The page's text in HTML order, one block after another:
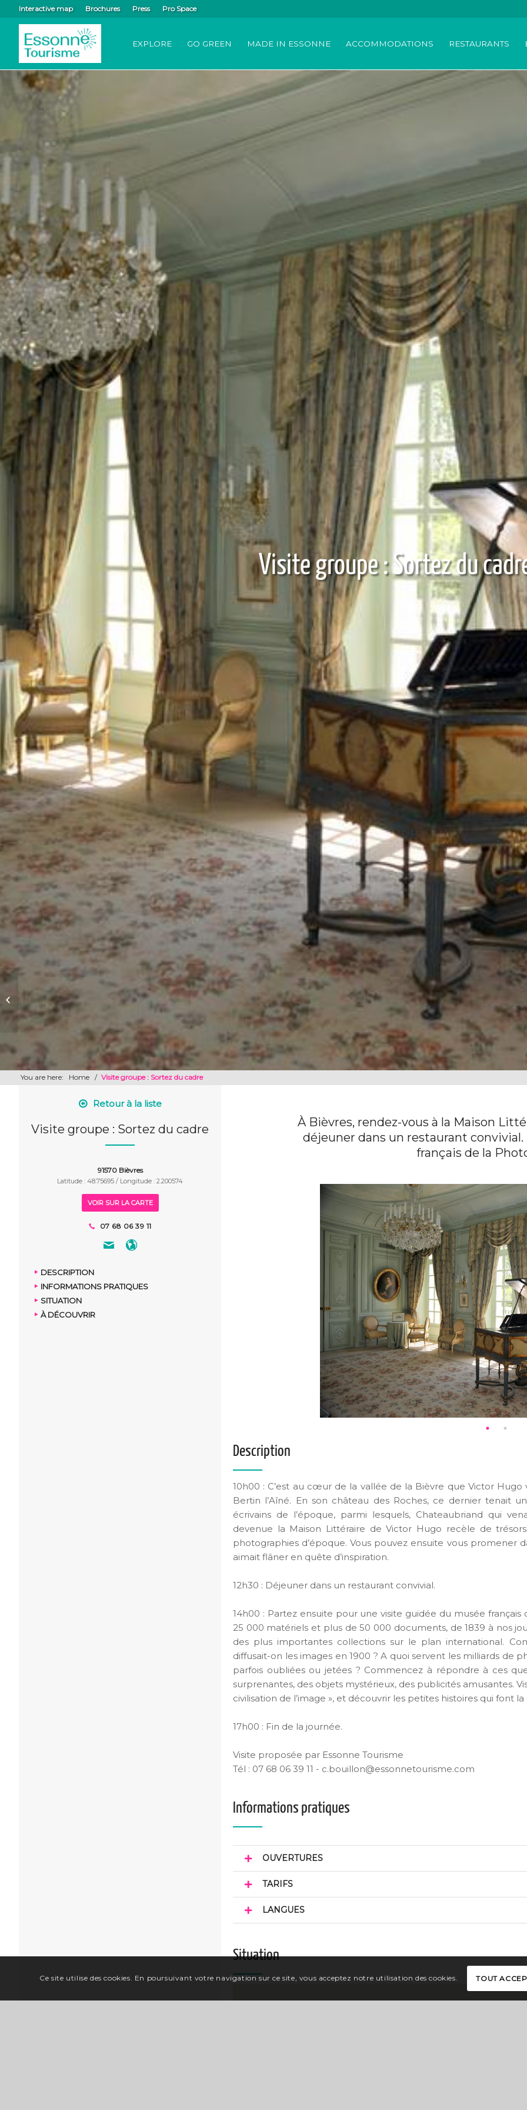
Interactive map Brochures Press Pro Space
EXPLORE GO GREEN MADE IN ESSONNE ACCOMMODATIONS RESTAURANTS
Visite groupe : Sortez du
You are here: Home / Visite groupe : Sortez du cadre
Retour à la liste
Visite groupe : Sortez du cadre
91570 Bièvres
Latitude : 48.75695 / Longitude : 2.200574
VOIR SUR LA CARTE
07 68 06 39 11
DESCRIPTION
INFORMATIONS PRATIQUES
SITUATION
À DÉCOUVRIR
À Bièvres, rendez-vous à la Maison
déjeuner dans un restaurant
français de la
Description
10h00 : C’est au cœur de la vallée de la Bièvre que Victor
Bertin l’Aîné. En son château des Roches, ce dernier tenait
écrivains de l’époque, parmi lesquels, Chateaubriand qui
devenue la Maison Littéraire de Victor Hugo recèle de
photographies d’époque. Vous pouvez ensuite vous
aimait flâner en quête d’inspiration.
12h30 : Déjeuner dans un restaurant convivial.
14h00 : Partez ensuite pour une visite guidée du musée français
25 000 matériels et plus de 50 000 documents, de 1839 à nos
des plus importantes collections sur le plan international.
diffusait-on les images en 1900 ? A quoi servent les milliards de
parfois oubliées ou jetées ? Commencez à répondre à ces
surprenantes, des objets mystérieux, des publicités amusantes.
civilisation de l’image », et découvrir les petites histoires qui font
17h00 : Fin de la journée.
Visite proposée par Essonne Tourisme
Tél : 07 68 06 39 11 - c.bouillon@essonnetourisme.com
Informations pratiques
OUVERTURES
TARIFS
LANGUES
Situation
Science du verre, science de la
terre
Ce site utilise des cookies. En poursuivant votre navigation sur ce site, vous acceptez notre utilisation des cookies. TOUT